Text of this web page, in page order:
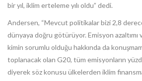
bir yıl, iklim erteleme yılı oldu” dedi.
Andersen, “Mevcut politikalar bizi 2,8
dünyaya doğru götürüyor. Emisyon
kimin sorumlu olduğu hakkında da
toplanacak olan G20, tüm emisyonların
diyerek söz konusu ülkelerden iklim